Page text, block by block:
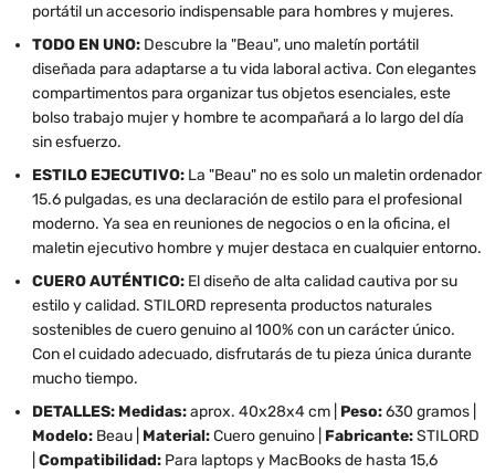
portátil un accesorio indispensable para hombres y mujeres.
TODO EN UNO: Descubre la "Beau", uno maletín portátil
diseñada para adaptarse a tu vida laboral activa. Con elegantes
compartimentos para organizar tus objetos esenciales, este
bolso trabajo mujer y hombre te acompañará a lo largo del día
sin esfuerzo.
ESTILO EJECUTIVO: La "Beau" no es solo un maletin ordenador
15.6 pulgadas, es una declaración de estilo para el profesional
moderno. Ya sea en reuniones de negocios o en la oficina, el
maletin ejecutivo hombre y mujer destaca en cualquier entorno.
CUERO AUTÉNTICO: El diseño de alta calidad cautiva por su
estilo y calidad. STILORD representa productos naturales
sostenibles de cuero genuino al 100% con un carácter único.
Con el cuidado adecuado, disfrutarás de tu pieza única durante
mucho tiempo.
DETALLES: Medidas:aprox. 40x28x4 cm | Peso:630 gramos |
Modelo: Beau | Material:Cuero genuino | Fabricante:STILORD
Compatibilidad: Para laptops y MacBooks de hasta 15,6